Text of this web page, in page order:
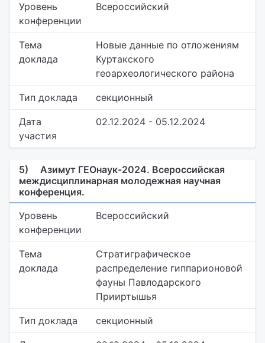
Уровень
конференции
Всероссийский
Тема
доклада
Новые данные по отложениям
Куртакского
геоархеологического района
Тип доклада секционный
Дата
участия
02.12.2024 - 05.12.2024
5)
Азимут ГЕОнаук-2024. Всероссийская
междисциплинарная молодежная научная
конференция.
Уровень
конференции
Всероссийский
Тема
доклада
Стратиграфическое
распределение гиппарионовой
фауны Павлодарского
Прииртышья
Тип доклада секционный